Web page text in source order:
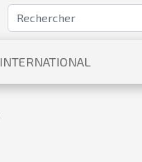
INTERNATIONAL